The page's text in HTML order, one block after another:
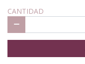
CANTIDAD